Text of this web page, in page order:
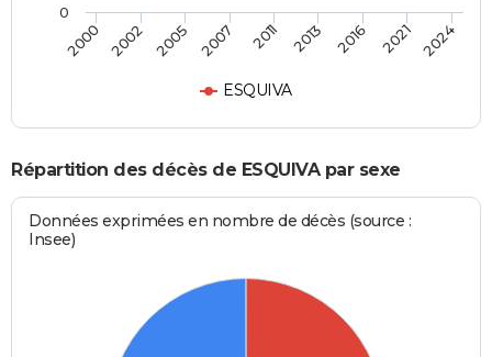
ESQUIVA
2000 2002 2005 2007 2011 2013 2016 2021 2024
0
Répartition des décès de ESQUIVA par sexe
Données exprimées en nombre de décès (source :
Insee)